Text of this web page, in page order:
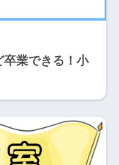
卒業できる！小